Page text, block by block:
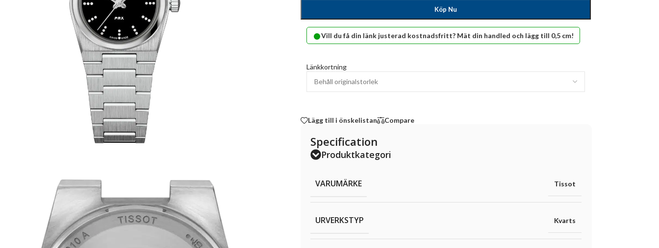
Köp Nu
•Vill du få din länk justerad kostnadsfritt? Mät din handled och lägg till 0,5 cm!
Länkkortning
Lägg till i önskelistan Compare
Specification
Produktkategori
VARUMÄRKE Tissot
URVERKSTYP Kvarts